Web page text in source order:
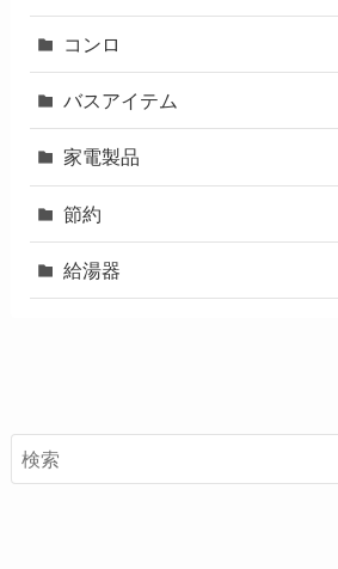
コンロ
バスアイテム
家電製品
節約
給湯器